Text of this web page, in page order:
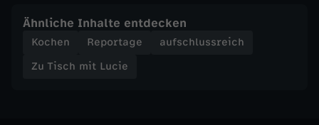
e
Ähnliche Inhalte entdecken
Kochen Reportage
aufschlussreich
Zu Tisch mit Lucie